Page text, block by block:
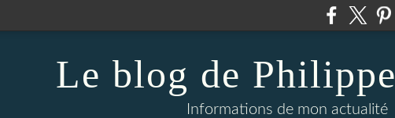
Le blog de
Informations de mon actualité